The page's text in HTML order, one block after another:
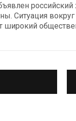
российский
Ситуация
широкий